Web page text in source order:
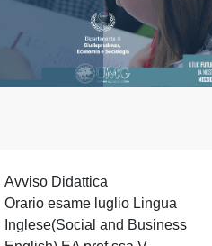
Avviso Didattica
Orario esame luglio Lingua
Inglese(Social and Business